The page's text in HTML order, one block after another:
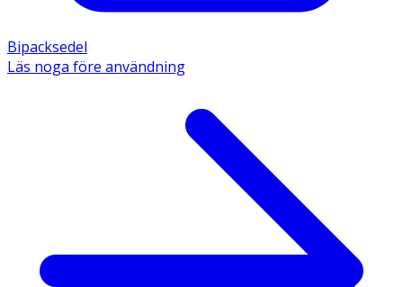
Bipacksedel
Läs noga före användning